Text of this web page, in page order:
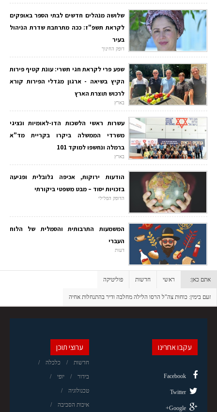
שלושה מנהלים חדשים לבתי הספר באופקים
לקראת תשפ"ז: ככה מתרחבת שדרת הניהול
בעיר
דופק החינוך
שפע פרי לקראת חגי תשרי: עונת קטיף פירות
הקיץ בשיאה - ארגון מגדלי הפירות קורא
לרכוש תוצרת הארץ
בארץ
עשרות ראשי הלשכות הדו-לאומיות ונציגי
משרדי הממשלה ביקרו בקריית מד"א
ברמלה ונחשפו למוקד 101
בארץ
הודעות ירוקות, אכיפה גלובלית ופגיעה
בזכויות יסוד – מבט משפטי ביקורתי
הדופק הפלילי
המשמעות התרבותית והסמלית של הלוח
העברי
דעות
אתם כאן: ראשי חדשות פוליטיקה
זעם בימין: כוחות צה"ל הרסו הלילה מחלבה ודיר בהתנחלות אחיה
ערוצי תוכן
חדשות כלכלה
בידור יופי
טכנולוגיה
איכות הסביבה
עקבו אחרינו
Facebook
Twitter
Google+